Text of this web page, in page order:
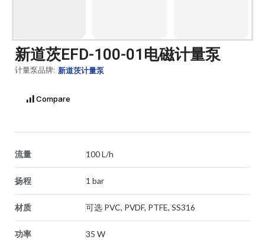
新道茨EFD-100-01电磁计量泵
计量泵品牌: 新道茨计量泵
Compare
流量 100 L/h
扬程 1 bar
材质 可选 PVC, PVDF, PTFE, SS316
功率 35 W